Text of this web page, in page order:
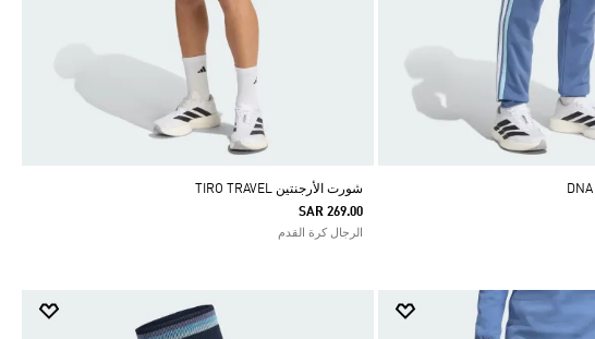
شورت الأرجنتين TIRO TRAVEL
SAR 269.00
الرجال كرة القدم